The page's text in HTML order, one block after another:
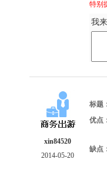
特别
我
xin84520
2014-05-20
标题
优点
缺点